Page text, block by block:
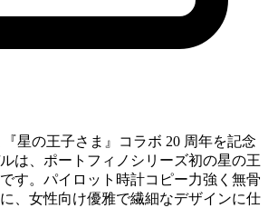
星の王子さま』コラボ 20 周年を記念
は、ポートフィノシリーズ初の星の王
す。パイロット時計コピー力強く無骨
、女性向け優雅で繊細なデザインに仕